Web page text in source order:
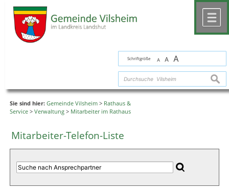
Schriftgröße A A A
Sie sind hier: Gemeinde Vilsheim > Rathaus &
Service > Verwaltung > Mitarbeiter im Rathaus
Mitarbeiter-Telefon-Liste